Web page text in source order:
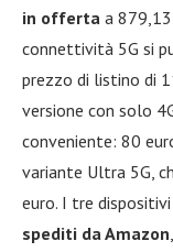
in offerta a
connettività 5G si
prezzo di listino di
versione con solo
conveniente: 80
variante Ultra 5G,
euro. I tre
spediti da Amazon